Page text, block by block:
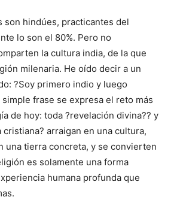
son hindúes, practicantes del
lo son el 80%. Pero no
la cultura india, de la que
milenaria. He oído decir a un
?Soy primero indio y luego
simple frase se expresa el reto más
de hoy: toda ?revelación divina?? y
arraigan en una cultura,
una tierra concreta, y se convierten
es solamente una forma
humana profunda que